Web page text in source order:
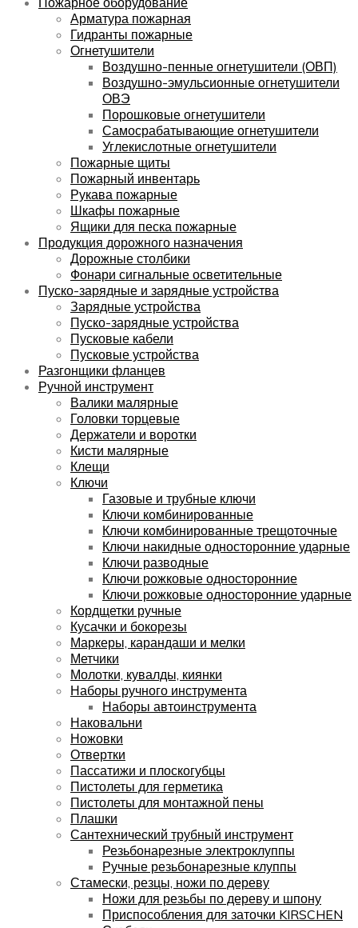
Арматура пожарная
Гидранты пожарные
Огнетушители
Воздушно-пенные огнетушители (ОВП)
Воздушно-эмульсионные огнетушители
ОВЭ
Порошковые огнетушители
Самосрабатывающие огнетушители
Углекислотные огнетушители
Пожарные щиты
Пожарный инвентарь
Рукава пожарные
Шкафы пожарные
Ящики для песка пожарные
Продукция дорожного назначения
Дорожные столбики
Фонари сигнальные осветительные
Пуско-зарядные и зарядные устройства
Зарядные устройства
Пуско-зарядные устройства
Пусковые кабели
Пусковые устройства
Разгонщики фланцев
Ручной инструмент
Валики малярные
Головки торцевые
Держатели и воротки
Кисти малярные
Клещи
Ключи
Газовые и трубные ключи
Ключи комбинированные
Ключи комбинированные трещоточные
Ключи накидные односторонние ударные
Ключи разводные
Ключи рожковые односторонние
Ключи рожковые односторонние ударные
Кордщетки ручные
Кусачки и бокорезы
Маркеры, карандаши и мелки
Метчики
Молотки, кувалды, киянки
Наборы ручного инструмента
Наборы автоинструмента
Наковальни
Ножовки
Отвертки
Пассатижи и плоскогубцы
Пистолеты для герметика
Пистолеты для монтажной пены
Плашки
Сантехнический трубный инструмент
Резьбонарезные электроклуппы
Ручные резьбонарезные клуппы
Стамески, резцы, ножи по дереву
Ножи для резьбы по дереву и шпону
Приспособления для заточки KIRSCHEN